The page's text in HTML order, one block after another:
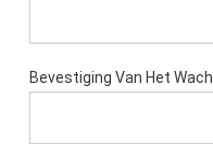
Bevestiging Van Het